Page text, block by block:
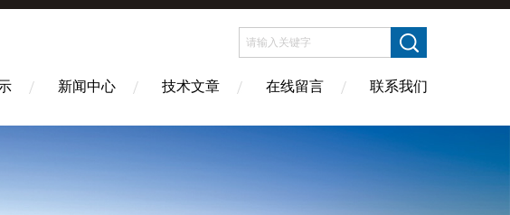
新闻中心 技术文章 在线留言 联系我们